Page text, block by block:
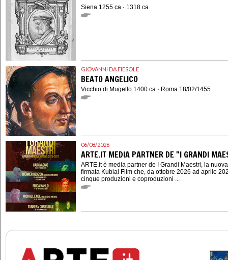
Siena 1255 ca · 1318 ca
GIOVANNI DA FIESOLE
BEATO ANGELICO
Vicchio di Mugello 1400 ca · Roma 18/02/1455
06/08/2026
ARTE.IT MEDIA PARTNER DE "I GRANDI
ARTE.it è media partner de I Grandi Maestri, la
firmata Kublai Film che, da ottobre 2026 ad aprile
cinque produzioni e coproduzioni ...